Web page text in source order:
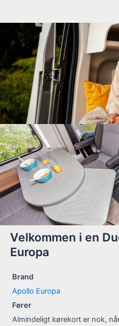
Velkommen i en
Europa
Brand
Apollo Europa
Fører
Almindeligt kørekort er nok,